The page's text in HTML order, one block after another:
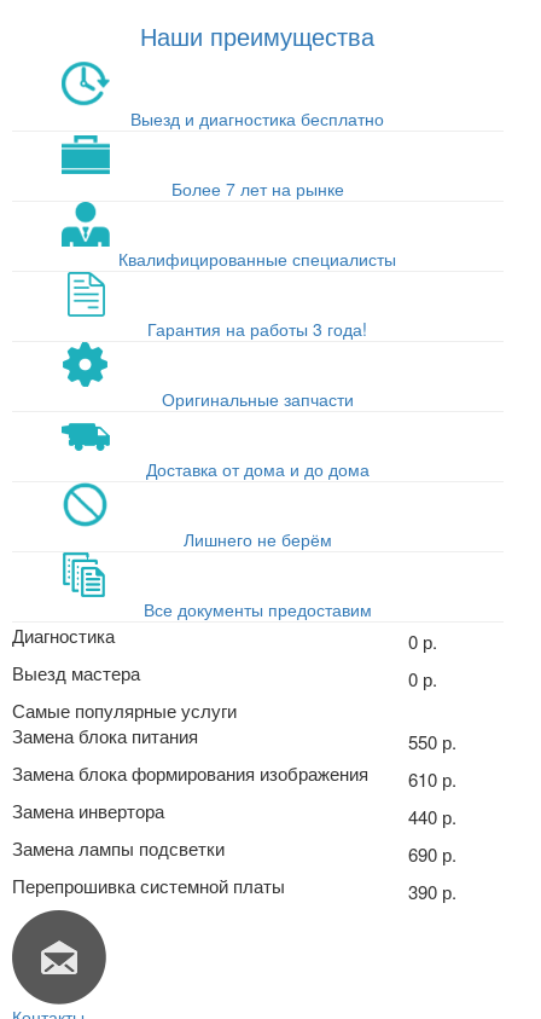
Наши преимущества
Выезд и диагностика бесплатно
Более 7 лет на рынке
Квалифицированные специалисты
Гарантия на работы 3 года!
Оригинальные запчасти
Доставка от дома и до дома
Лишнего не берём
Все документы предоставим
Диагностика
0 р.
Выезд мастера
0 р.
Самые популярные услуги
Замена блока питания
550 р.
Замена блока формирования изображения
610 р.
Замена инвертора
440 р.
Замена лампы подсветки
690 р.
Перепрошивка системной платы
390 р.